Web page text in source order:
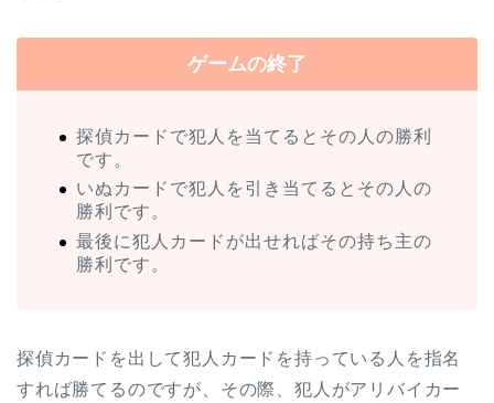
ゲームの終了
探偵カードで犯人を当てるとその人の勝利
です。
いぬカードで犯人を引き当てるとその人の
勝利です。
最後に犯人カードが出せればその持ち主の
勝利です。
探偵カードを出して犯人カードを持っている人を指名
すれば勝てるのですが、その際、犯人がアリバイカー